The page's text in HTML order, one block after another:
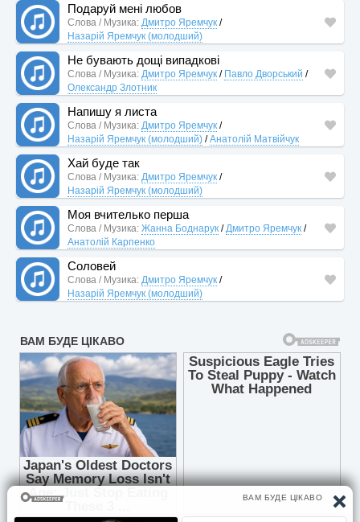
Подаруй мені любов
Слова / Музика: Дмитро Яремчук /
Назарій Яремчук (молодший)
Не бувають дощі випадкові
Слова / Музика: Дмитро Яремчук / Павло Дворський /
Олександр Злотник
Напишу я листа
Слова / Музика: Дмитро Яремчук /
Назарій Яремчук (молодший) /Анатолій Матвійчук
Хай буде так
Слова / Музика: Дмитро Яремчук /
Назарій Яремчук (молодший)
Моя вчителько перша
Слова / Музика: Жанна Боднарук / Дмитро Яремчук /
Анатолій Карпенко
Соловей
Слова / Музика: Дмитро Яремчук /
Назарій Яремчук (молодший)